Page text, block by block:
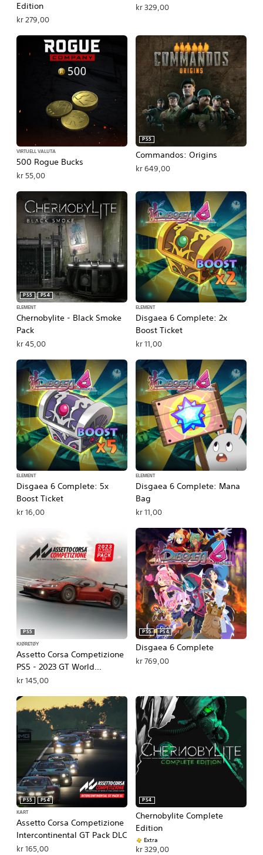
Edition
kr 279,00
kr 329,00
500 Rogue Bucks
VIRTUELL VALUTA
kr 55,00
Commandos: Origins
PS5
kr 649,00
Chernobylite - Black Smoke
Pack
PS5
PS4
ELEMENT
kr 45,00
Disgaea 6 Complete: 2x
Boost Ticket
ELEMENT
kr 11,00
Disgaea 6 Complete: 5x
Boost Ticket
ELEMENT
kr 16,00
Disgaea 6 Complete: Mana
Bag
ELEMENT
kr 11,00
Assetto Corsa Competizione
PS5 - 2023 GT World
Challenge Pack DLC
PS5
KJØRETØY
kr 145,00
Disgaea 6 Complete
PS5 PS4
kr 769,00
Assetto Corsa Competizione
Intercontinental GT Pack DLC
PS5
PS4
KART
kr 165,00
Chernobylite Complete
Edition
PS4
Extra
kr 329,00